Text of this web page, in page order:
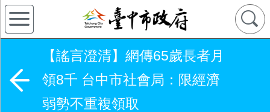
【謠言澄清】網傳65歲長者月
領8千 台中市社會局：限經濟
弱勢不重複領取